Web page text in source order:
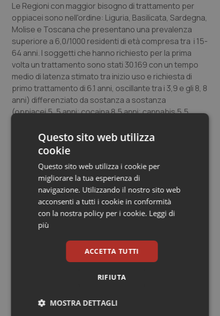
Le Regioni con maggior bisogno di trattamento per
oppiacei sono nell'ordine: Liguria, Basilicata, Sardegna,
Molise e Toscana che presentano una prevalenza
superiore a 6,0/1000 residenti di età compresa tra i 15-
64 anni. I soggetti che hanno richiesto per la prima
volta un trattamento sono stati 30.169 con un tempo
medio di latenza stimato tra inizio uso e richiesta di
primo trattamento di 6.1 anni, oscillante tra i 3,9 e gli 8, 8
anni) differenziato da sostanza a sostanza
(oppiacei 5, 5 anni; cocaina 8,5 anni; cannabis 5,5
un arrivo sempre più tardivo rispetto agli anni
precedenti. Le sostanze primarie maggiormente
74,4% oppiacei, il 14, 8% cocaina e l'8,7 % cannabis. Le
sostanze secondarie sono state lacannabis (30,5%) e
la cocaina ( 28,5%).
Tossicodipendenti in carcere
Un ulteriore aspetto rilevante dell'indagine è quello che
riguarda il problema dei tossicodipendenti in carcere,
per i quali è necessario utilizzare maggiormente le
misure alternative al regime carcerario con una
conseguente e urgenza di rimuovere le cause dello
necessità di studiare nuovi modelli alternativi che
Questo sito web utilizza
cookie
Questo sito web utilizza i cookie per
migliorare la tua esperienza di
navigazione. Utilizzando il nostro sito web
acconsenti a tutti i cookie in conformità
con la nostra policy per i cookie. Leggi di
più
ACCETTA TUTTI
RIFIUTA
MOSTRA DETTAGLI